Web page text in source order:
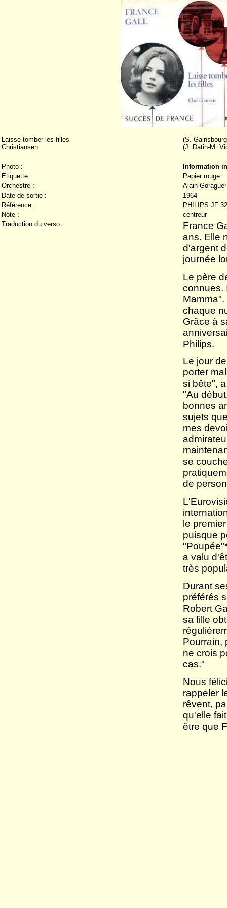
Laisse tomber les filles
Christiansen
(S.
(J. Datin-M.
Photo :
Information
Étiquette :
Papier rouge
Orchestre :
Alain Goraguer
Date de sortie :
1964
Référence :
PHILIPS JF
Note :
centreur
Traduction du verso :
France
ans. Elle
d'argent
journée
Le père
connues.
chaque
Grâce à
Philips.
Le jour
porter
si bête",
"Au
bonnes
sujets
mes
se
de
le
puisque
a valu
très
Durant
préférés
Robert
sa fille
Pourrain,
ne crois
cas."
Nous
rappeler
rêvent,
qu'elle
être que